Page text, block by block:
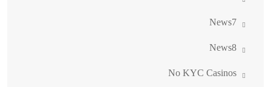
News7
News8
No KYC Casinos